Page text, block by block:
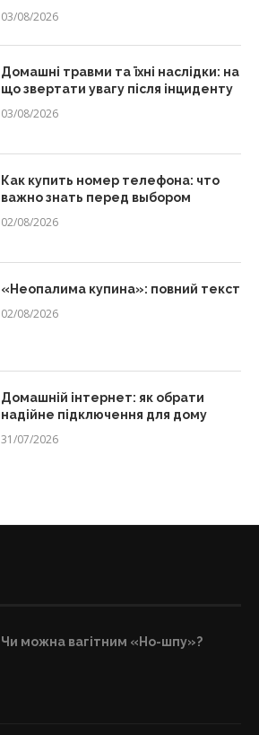
03/08/2026
Домашні травми та їхні наслідки: на
що звертати увагу після інциденту
03/08/2026
Как купить номер телефона: что
важно знать перед выбором
02/08/2026
«Неопалима купина»: повний текст
02/08/2026
Домашній інтернет: як обрати
надійне підключення для дому
31/07/2026
Чи можна вагітним «Но-шпу»?